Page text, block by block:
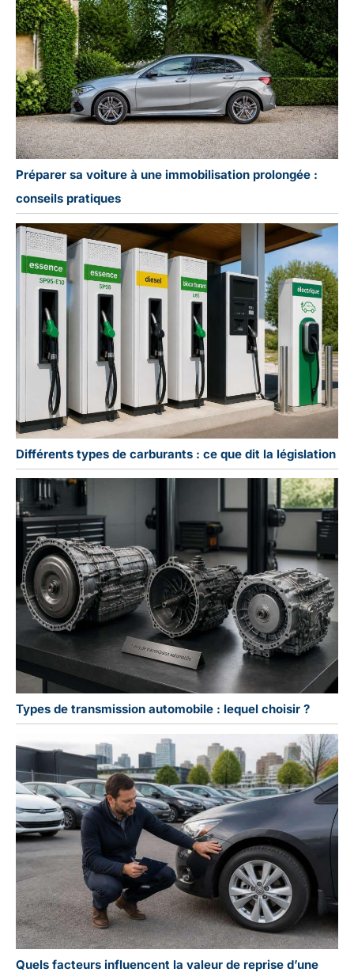
Préparer sa voiture à une immobilisation prolongée :
conseils pratiques
Différents types de carburants : ce que dit la législation
Types de transmission automobile : lequel choisir ?
Quels facteurs influencent la valeur de reprise d’une